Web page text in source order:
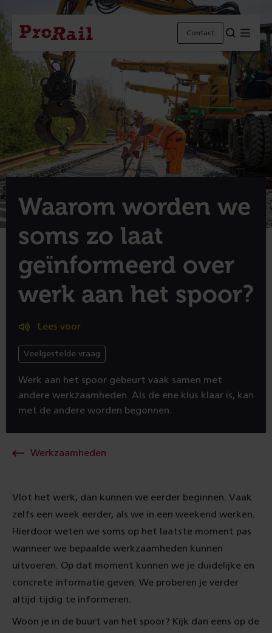
Navigatie
Homepage
ProRail
Contact Menu
Waarom worden we
soms zo laat
geïnformeerd over
werk aan het spoor?
Lees voor
Veelgestelde vraag
Werk aan het spoor gebeurt vaak samen met
andere werkzaamheden. Als de ene klus klaar is, kan
met de andere worden begonnen.
Werkzaamheden
Vlot het werk, dan kunnen we eerder beginnen. Vaak
zelfs een week eerder, als we in een weekend werken.
Hierdoor weten we soms op het laatste moment pas
wanneer we bepaalde werkzaamheden kunnen
uitvoeren. Op dat moment kunnen we je duidelijke en
concrete informatie geven. We proberen je verder
altijd tijdig te informeren.
Woon je in de buurt van het spoor? Kijk dan eens op de